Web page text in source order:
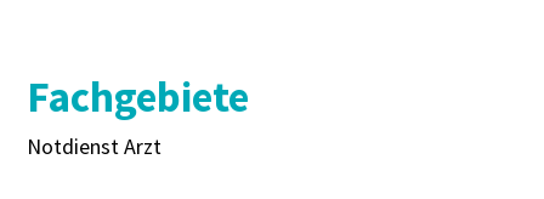
Fachgebiete
Notdienst Arzt